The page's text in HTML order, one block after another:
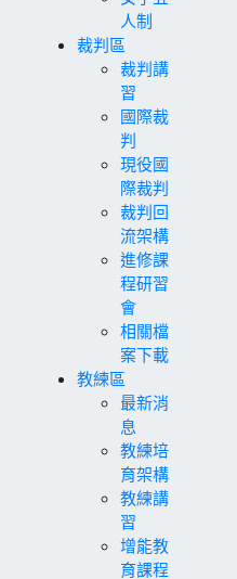
人制
裁判區
裁判講
習
國際裁
判
現役國
際裁判
裁判回
流架構
進修課
程研習
會
相關檔
案下載
教練區
最新消
息
教練培
育架構
教練講
習
增能教
育課程